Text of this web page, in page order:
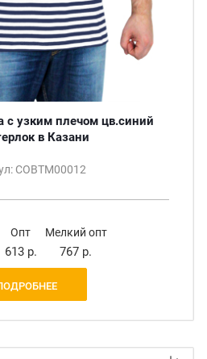
с узким плечом цв.синий
в Казани
СОВТМ00012
Опт
613 р.
Мелкий опт
767 р.